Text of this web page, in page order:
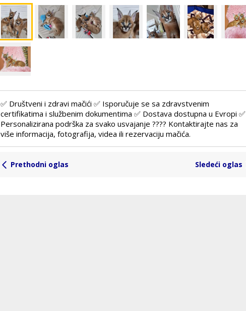
✅ Društveni i zdravi mačići ✅ Isporučuje se sa zdravstvenim
certifikatima i službenim dokumentima ✅ Dostava dostupna u Evropi ✅
Personalizirana podrška za svako usvajanje ???? Kontaktirajte nas za
više informacija, fotografija, videa ili rezervaciju mačića.
Prethodni oglas Sledeći oglas